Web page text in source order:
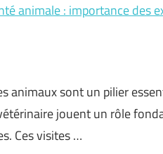
animale : importance des
animaux sont un pilier
jouent un rôle
Ces visites …